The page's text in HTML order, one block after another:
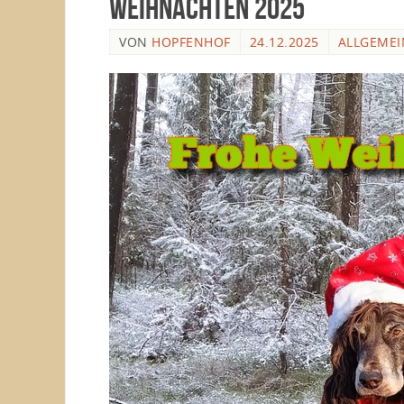
Weihnachten 2025
VON HOPFENHOF 24.12.2025